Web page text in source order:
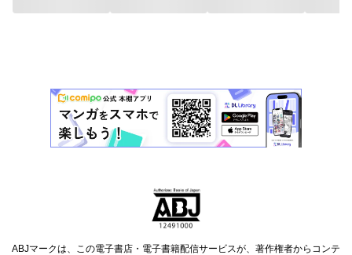
ABJマークは、この電子書店・電子書籍配信サービスが、著作権者からコンテ